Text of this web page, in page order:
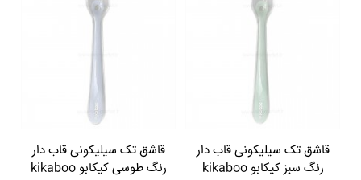
قاشق تک سیلیکونی قاب دار
رنگ سبز کیکابو kikaboo
قاشق تک سیلیکونی قاب دار
رنگ طوسی کیکابو kikaboo